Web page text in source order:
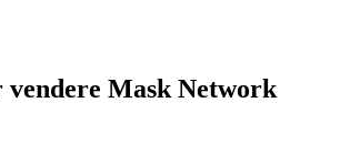
vendere Mask Network